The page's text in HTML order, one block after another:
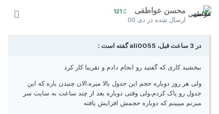
محسن عواطفی 121
ارسال شده در دی 00
در 3 ساعت قبل، ali0055 گفته است :
ببخشید کاری که گفتید رو انجام دادم و تقریبا کار کرد
ولی هر روز دوباره حجم این جدول بالا میره.الان چنیدن باره که این
جدول رو پاک کردم،ولی وقتی دوباره بعد از چند ساعت به سایت سر
میزنم میبینم که دوباره حجمش افزایش یافته